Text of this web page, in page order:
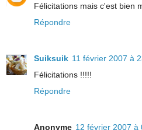
Félicitations mais c'est bien
Répondre
Suiksuik 11 février 2007 à
Félicitations !!!!!
Répondre
Anonyme 12 février 2007 à